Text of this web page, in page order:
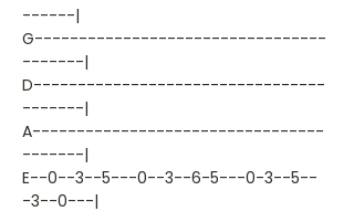
------|
G---------------------------------
-------|
D---------------------------------
-------|
A---------------------------------
-------|
E--0--3--5---0--3--6-5---0-3--5--
-3--0---|